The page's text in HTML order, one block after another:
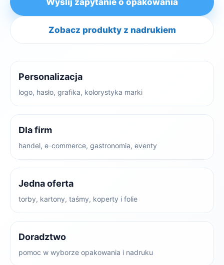
Wyślij zapytanie o opakowania
Zobacz produkty z nadrukiem
Personalizacja
logo, hasło, grafika, kolorystyka marki
Dla firm
handel, e-commerce, gastronomia, eventy
Jedna oferta
torby, kartony, taśmy, koperty i folie
Doradztwo
pomoc w wyborze opakowania i nadruku